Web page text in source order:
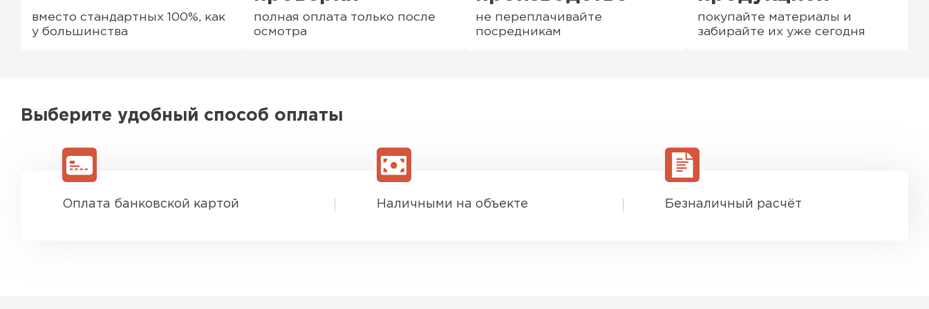
вместо стандартных 100%, как
у большинства
полная оплата только после
осмотра
не переплачивайте
посредникам
покупайте материалы и
забирайте их уже сегодня
Выберите удобный способ оплаты
Оплата банковской картой Наличными на объекте Безналичный расчёт